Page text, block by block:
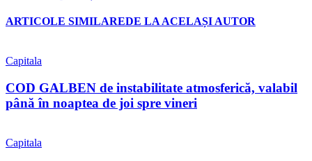
ARTICOLE SIMILAREDE LA ACELAȘI AUTOR
Capitala
COD GALBEN de instabilitate atmosferică, valabil
până în noaptea de joi spre vineri
Capitala